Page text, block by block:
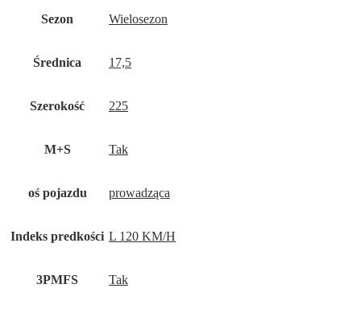
Sezon Wielosezon
Średnica 17,5
Szerokość 225
M+S Tak
oś pojazdu prowadząca
Indeks predkości L 120 KM/H
3PMFS Tak